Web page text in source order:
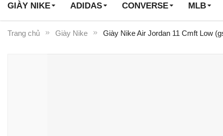
GIÀY NIKE ADIDAS CONVERSE MLB
Trang chủ Giày Nike Giày Nike Air Jordan 11 Cmft Low